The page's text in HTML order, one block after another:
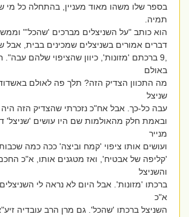
בספר שלו משהו מאוד מעניין, בהתחלה כל מי
תמיה.
הוא כותב "על השניצלים מברכים 'שהכל'"
דברים אמורים בשניצלים שמכינים בבית, אבל
באולם
מה התכוון הצדיק הזה? תלך פה לאולם
שניצל
עבה כל-כך. אבל אח"כ נזכרתי שהצדיק הזה היה
ובאמת חלק מהאולמות שם היו עושים 'שניצל' דק
מנייר
ועושים אותו ציפוי 'קמח וביצה' ככה כמה שכבות,
'קליפה של אבטיח', ואז מטגנים אותו, א"כ החכם
והשניצל
ברכתו 'מזונות'. אבל היום לא נראה לי השניצלים
א"כ
השניצל ברכתו 'שהכל'. גם מרן הרב עובדיה